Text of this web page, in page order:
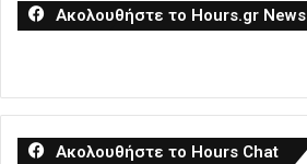
Ακολουθήστε το Hours.gr News
Ακολουθήστε το Hours Chat